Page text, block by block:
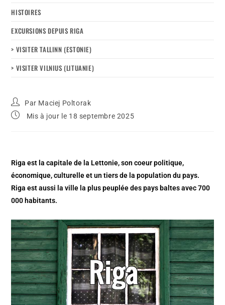
HISTOIRES
EXCURSIONS DEPUIS RIGA
> VISITER TALLINN (ESTONIE)
> VISITER VILNIUS (LITUANIE)
Par Maciej Poltorak
Mis à jour le 18 septembre 2025
Riga est la capitale de la Lettonie, son coeur politique,
économique, culturelle et un tiers de la population du pays.
Riga est aussi la ville la plus peuplée des pays baltes avec 700
000 habitants.